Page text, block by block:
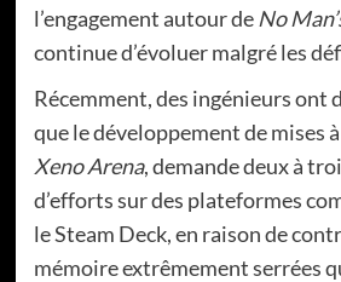
l’engagement autour de No
continue d’évoluer malgré les
Récemment, des ingénieurs ont
que le développement de mises
Xeno Arena, demande deux à
d’efforts sur des plateformes
le Steam Deck, en raison de
mémoire extrêmement serrées